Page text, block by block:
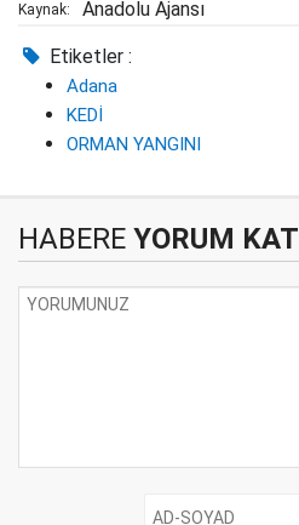
Kaynak: Anadolu Ajansı
Etiketler :
Adana
KEDİ
ORMAN YANGINI
HABERE YORUM KAT